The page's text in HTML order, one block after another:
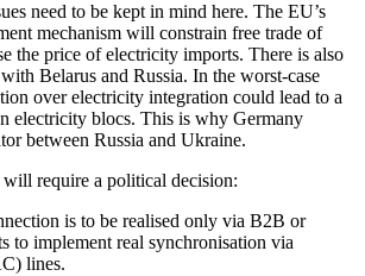
need to be kept in mind here. The EU’s
mechanism will constrain free trade of
the price of electricity imports. There is also
Belarus and Russia. In the worst-case
over electricity integration could lead to a
electricity blocs. This is why Germany
between Russia and Ukraine.
require a political decision:
is to be realised only via B2B or
to implement real synchronisation via
lines.